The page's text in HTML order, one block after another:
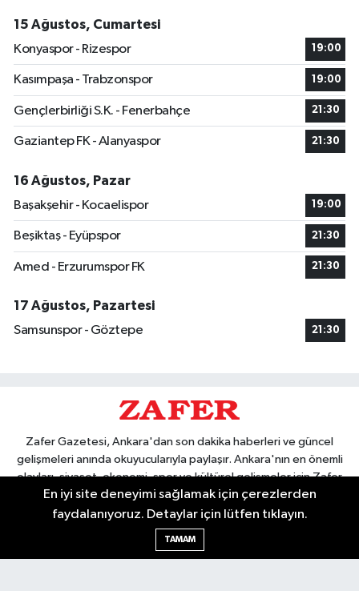
15 Ağustos, Cumartesi
Konyaspor - Rizespor
19:00
Kasımpaşa - Trabzonspor 19:00
Gençlerbirliği S.K. - Fenerbahçe 21:30
Gaziantep FK - Alanyaspor 21:30
16 Ağustos, Pazar
Başakşehir - Kocaelispor
19:00
Beşiktaş - Eyüpspor 21:30
Amed - Erzurumspor FK 21:30
17 Ağustos, Pazartesi
Samsunspor - Göztepe
21:30
Zafer Gazetesi, Ankara'dan son dakika haberleri ve güncel
gelişmeleri anında okuyucularıyla paylaşır. Ankara'nın en önemli
olayları, siyaset, ekonomi, spor ve kültürel gelişmeler için Zafer
Gazetesi'ni takip edin. Başkentin güvendiği haber kaynağı.
En iyi site deneyimi sağlamak için çerezlerden
faydalanıyoruz. Detaylar için lütfen tıklayın.
TAMAM